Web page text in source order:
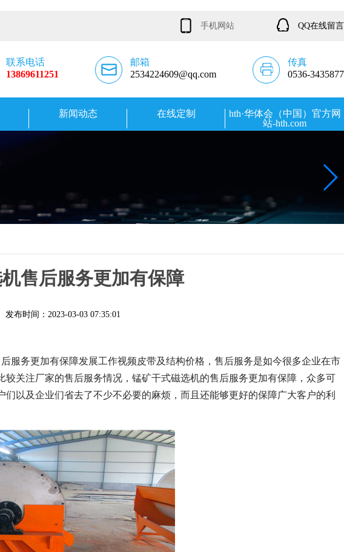
手机网站 QQ在线留言
联系电话
13869611251
邮箱
2534224609@qq.com
传真
0536-3435877
新闻动态 在线定制
hth·华体会（中国）官方网
站-hth.com
售后服务更加有保障
发布时间： 2023-03-03 07:35:01
服务更加有保障发展工作视频皮带及结构价格，售后服务是如今很多企业在市
关注厂家的售后服务情况，锰矿干式磁选机的售后服务更加有保障，众多可
以及企业们省去了不少不必要的麻烦，而且还能够更好的保障广大客户的利